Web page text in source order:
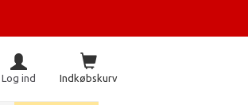
Indkøbskurv
Log ind